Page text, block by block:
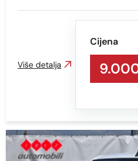
Cijena
Više detalja